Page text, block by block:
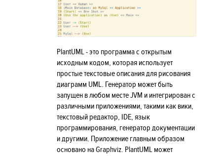
PlantUML - это программа с открытым
исходным кодом, которая использует
простые текстовые описания для рисования
диаграмм UML. Генератор может быть
запущен в любом месте JVM и интегрирован с
различными приложениями, такими как вики,
текстовый редактор, IDE, язык
программирования, генератор документации
и другими. Приложение главным образом
основано на Graphviz. PlantUML может